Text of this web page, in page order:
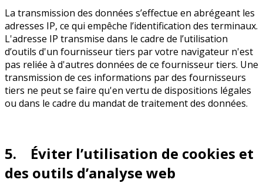
La transmission des données s’effectue en abrégeant les
adresses IP, ce qui empêche l’identification des terminaux.
L'adresse IP transmise dans le cadre de l’utilisation
d’outils d'un fournisseur tiers par votre navigateur n'est
pas reliée à d'autres données de ce fournisseur tiers. Une
transmission de ces informations par des fournisseurs
tiers ne peut se faire qu'en vertu de dispositions légales
ou dans le cadre du mandat de traitement des données.
5. Éviter l’utilisation de cookies et
des outils d’analyse web